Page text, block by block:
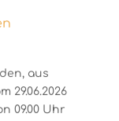
aus
29.06.2026
09.00 Uhr